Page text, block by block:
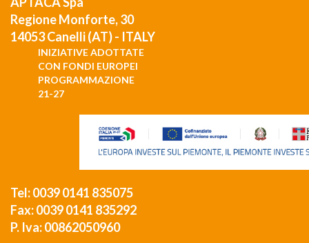
Regione Monforte, 30
14053 Canelli (AT) - ITALY
INIZIATIVE ADOTTATE
CON FONDI EUROPEI
PROGRAMMAZIONE
21-27
Tel: 0039 0141 835075
Fax: 0039 0141 835292
P. Iva: 00862050960